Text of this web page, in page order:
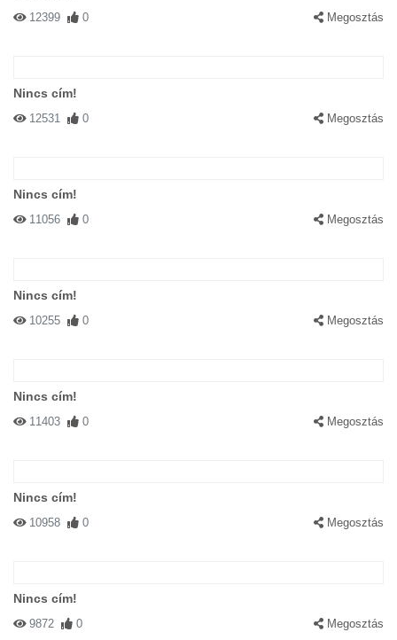
12399 0 Megosztás
Nincs cím!
12531 0 Megosztás
Nincs cím!
11056 0 Megosztás
Nincs cím!
10255 0 Megosztás
Nincs cím!
11403 0 Megosztás
Nincs cím!
10958 0 Megosztás
Nincs cím!
9872 0 Megosztás